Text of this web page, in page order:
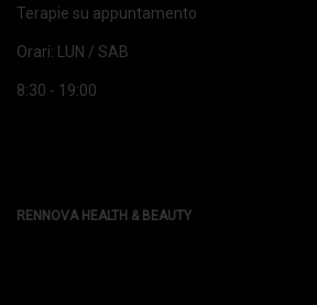
Terapie su appuntamento
Orari: LUN / SAB
8:30 - 19:00
RENNOVA HEALTH & BEAUTY